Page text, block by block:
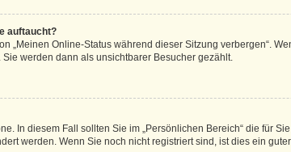
auftaucht?
„Meinen Online-Status während dieser Sitzung verbergen“.
werden dann als unsichtbarer Besucher gezählt.
In diesem Fall sollten Sie im „Persönlichen Bereich“ die für
werden. Wenn Sie noch nicht registriert sind, ist dies ein